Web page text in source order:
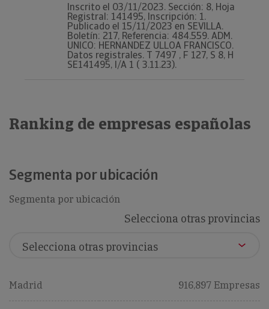
Inscrito el 03/11/2023. Sección: 8, Hoja
Registral: 141495, Inscripción: 1.
Publicado el 15/11/2023 en SEVILLA.
Boletín: 217, Referencia: 484.559. ADM.
UNICO: HERNANDEZ ULLOA FRANCISCO.
Datos registrales. T 7497 , F 127, S 8, H
SE141495, I/A 1 ( 3.11.23).
Ranking de empresas españolas
Segmenta por ubicación
Segmenta por ubicación
Selecciona otras provincias
Madrid 916,897 Empresas